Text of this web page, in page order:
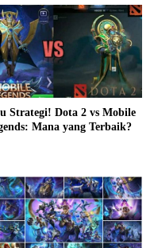
Strategi! Dota 2 vs Mobile
Mana yang Terbaik?